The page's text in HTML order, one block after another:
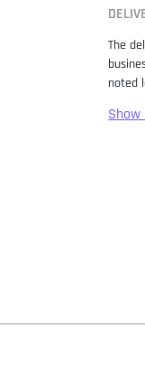
The
noted